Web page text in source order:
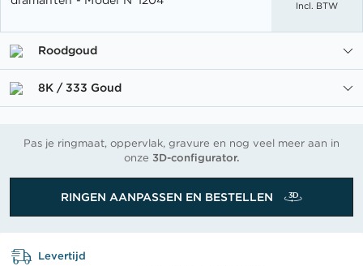
begin
de
afbeeldingen-
Incl. BTW
Roodgoud
8K / 333 Goud
Pas je ringmaat, oppervlak, gravure en nog veel meer aan in
onze 3D-configurator.
RINGEN AANPASSEN EN BESTELLEN
Levertijd